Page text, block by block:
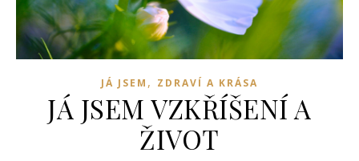
JÁ JSEM , ZDRAVÍ A KRÁSA
JÁ JSEM VZKŘÍŠENÍ A
ŽIVOT